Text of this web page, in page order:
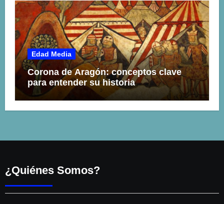
Edad Media
Corona de Aragón: conceptos clave
para entender su historia
¿Quiénes Somos?